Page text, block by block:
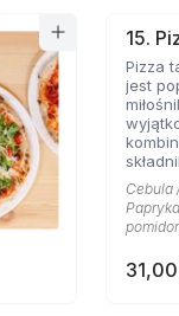
Każdy
uczta
dłużej
serem
15.
Pizza
jest
Cebula
31,00